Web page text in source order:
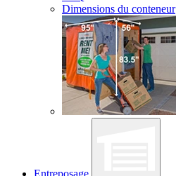
Dimensions du conteneur
Entreposage